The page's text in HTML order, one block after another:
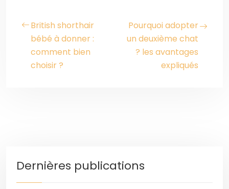
British shorthair
bébé à donner :
comment bien
choisir ?
Pourquoi adopter
un deuxième chat
? les avantages
expliqués
Dernières publications